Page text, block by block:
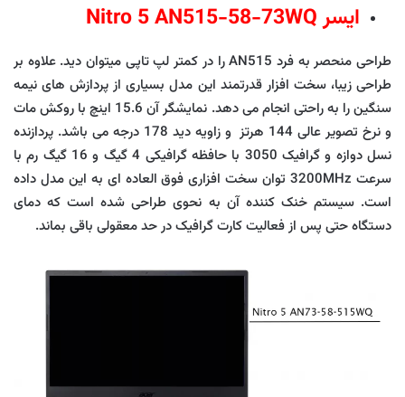
ایسر Nitro 5 AN515-58-73WQ
طراحی منحصر به فرد AN515 را در کمتر لپ تاپی میتوان دید. علاوه بر
طراحی زیبا، سخت افزار قدرتمند این مدل بسیاری از پردازش های نیمه
سنگین را به راحتی انجام می دهد. نمایشگر آن 15.6 اینچ با روکش مات
و نرخ تصویر عالی 144 هرتز و زاویه دید 178 درجه می باشد. پردازنده
نسل دوازه و گرافیک 3050 با حافظه گرافیکی 4 گیگ و 16 گیگ رم با
سرعت 3200MHz توان سخت افزاری فوق العاده ای به این مدل داده
است. سیستم خنک کننده آن به نحوی طراحی شده است که دمای
دستگاه حتی پس از فعالیت کارت گرافیک در حد معقولی باقی بماند.